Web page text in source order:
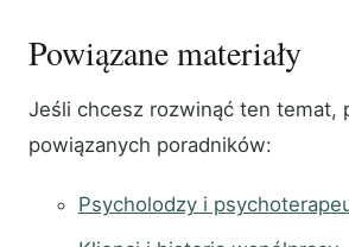
Powiązane materiały
Jeśli chcesz rozwinąć ten temat,
powiązanych poradników:
Psycholodzy i